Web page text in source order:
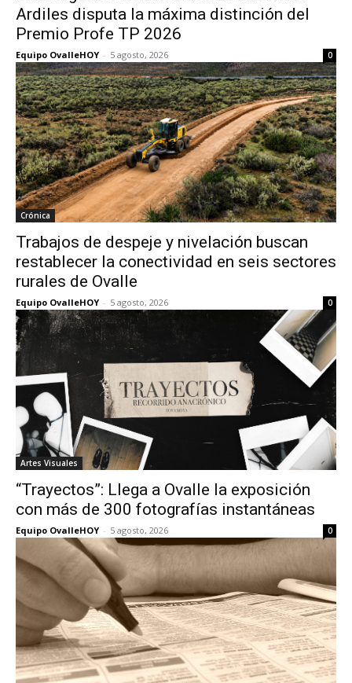
Ardiles disputa la máxima distinción del
Premio Profe TP 2026
Equipo OvalleHOY - 5 agosto, 2026 0
Crónica
Trabajos de despeje y nivelación buscan
restablecer la conectividad en seis sectores
rurales de Ovalle
Equipo OvalleHOY - 5 agosto, 2026 0
Artes Visuales
“Trayectos”: Llega a Ovalle la exposición
con más de 300 fotografías instantáneas
Equipo OvalleHOY - 5 agosto, 2026 0